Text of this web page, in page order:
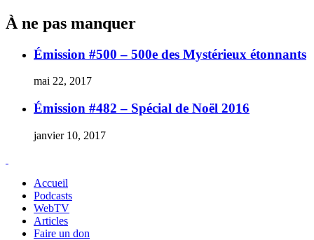
À ne pas manquer
Émission #500 – 500e des Mystérieux étonnants
mai 22, 2017
Émission #482 – Spécial de Noël 2016
janvier 10, 2017
Accueil
Podcasts
WebTV
Articles
Faire un don